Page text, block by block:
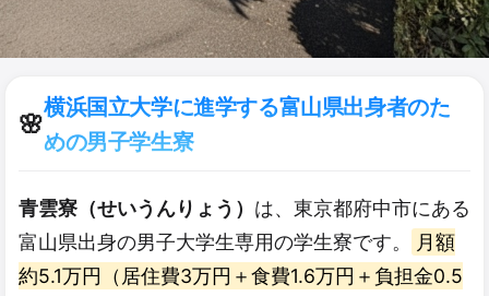
🌸
横浜国立大学に進学する富山県出身者のた
めの男子学生寮
青雲寮（せいうんりょう） は、東京都府中市にある
富山県出身の男子大学生専用の学生寮です。
月額
約5.1万円（居住費3万円＋食費1.6万円＋負担金0.5